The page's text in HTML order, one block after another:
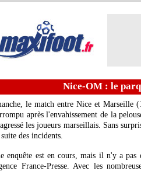
Nice-OM : le
le match entre Nice et Marseille
après l'envahissement de la
les joueurs marseillais. Sans
des incidents.
enquête est en cours, mais il n'y a
France-Presse. Avec les